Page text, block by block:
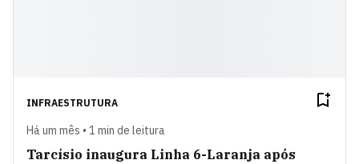
INFRAESTRUTURA
Há um mês • 1 min de leitura
Tarcísio inaugura Linha 6-Laranja após